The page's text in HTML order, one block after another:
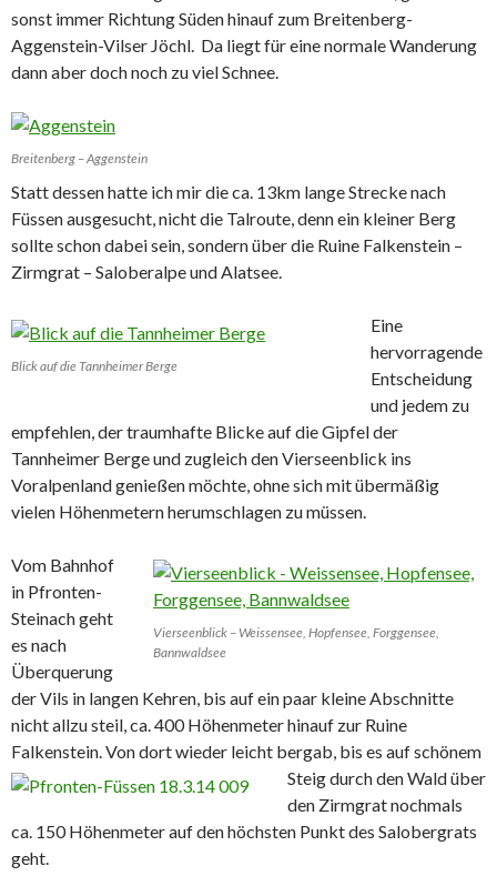
sonst immer Richtung Süden hinauf zum Breitenberg-
Aggenstein-Vilser Jöchl. Da liegt für eine normale Wanderung
dann aber doch noch zu viel Schnee.
Breitenberg – Aggenstein
Statt dessen hatte ich mir die ca. 13km lange Strecke nach
Füssen ausgesucht, nicht die Talroute, denn ein kleiner Berg
sollte schon dabei sein, sondern über die Ruine Falkenstein –
Zirmgrat – Saloberalpe und Alatsee.
Blick auf die Tannheimer Berge
Eine
hervorragende
Entscheidung
und jedem zu
empfehlen, der traumhafte Blicke auf die Gipfel der
Tannheimer Berge und zugleich den Vierseenblick ins
Voralpenland genießen möchte, ohne sich mit übermäßig
vielen Höhenmetern herumschlagen zu müssen.
Vierseenblick – Weissensee, Hopfensee, Forggensee,
Bannwaldsee
Vom Bahnhof
in Pfronten-
Steinach geht
es nach
Überquerung
der Vils in langen Kehren, bis auf ein paar kleine Abschnitte
nicht allzu steil, ca. 400 Höhenmeter hinauf zur Ruine
Falkenstein. Von dort wieder leicht bergab, bis es auf schönem
Steig durch den Wald über
den Zirmgrat nochmals
ca. 150 Höhenmeter auf den höchsten Punkt des Salobergrats
geht.